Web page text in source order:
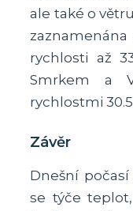
ale také o
rychlosti až
Smrkem a
rychlostmi
Závěr
Dnešní
se týče